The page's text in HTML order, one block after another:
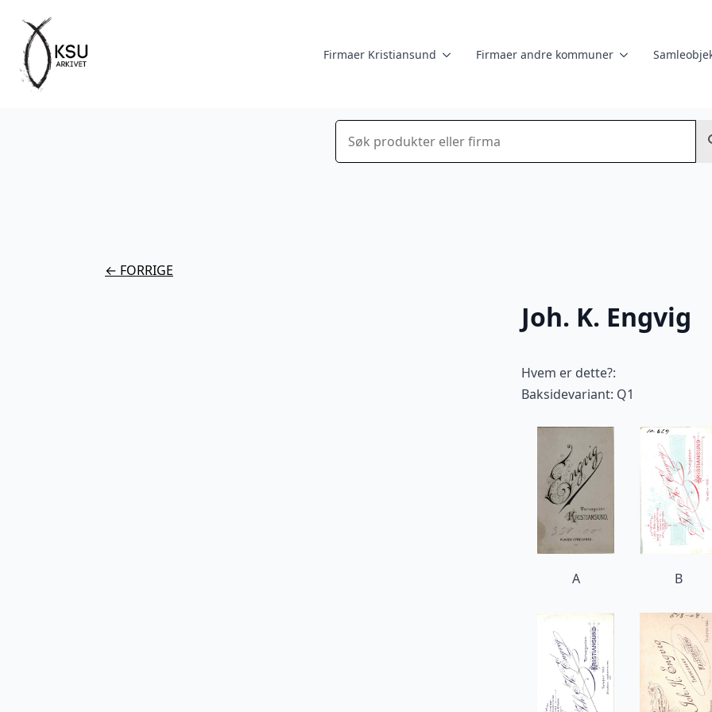
Firmaer Kristiansund Firmaer andre kommuner
Søk
← FORRIGE
Joh. K. Engvig
Hvem er dette?:
Baksidevariant: Q1
A B